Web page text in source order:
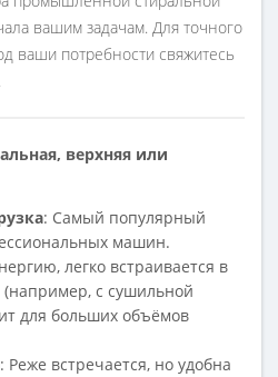
вашим задачам. Для точного
ваши потребности свяжитесь
верхняя или
: Самый популярный
машин.
легко встраивается в
с сушильной
для больших объёмов
: Реже встречается, но удобна